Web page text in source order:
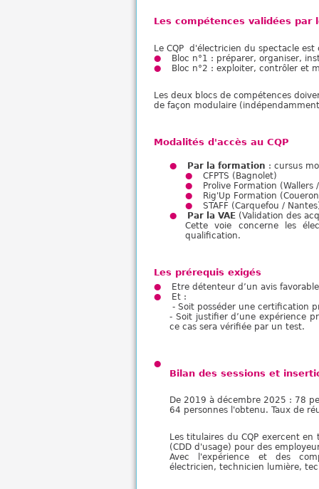
Les compétences validées par
Le CQP d'électricien du spectacle
Bloc n°1 : préparer, organiser,
Bloc n°2 : exploiter, contrôler et
Les deux blocs de compétences
de façon modulaire
Modalités d'accès au CQP
Par la formation : cursus
CFPTS (Bagnolet)
Prolive Formation (Wallers
Rig'Up Formation
STAFF (Carquefou /
Par la VAE (Validation des
Cette voie concerne les
qualification.
Les prérequis exigés
Etre détenteur d’un avis
Et :
- Soit posséder une certification
- Soit justifier d’une expérience
ce cas sera vérifiée par un test.
Bilan des sessions et
De 2019 à décembre 2025 : 78
64 personnes l'obtenu. Taux de
Les titulaires du CQP exercent
(CDD d'usage) pour des
Avec l'expérience et des
électricien, technicien lumière,